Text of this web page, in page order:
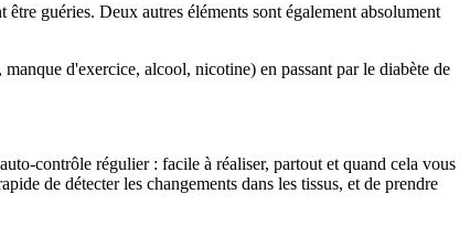
guéries. Deux autres éléments sont également absolument
d'exercice, alcool, nicotine) en passant par le diabète de
contrôle régulier : facile à réaliser, partout et quand cela vous
de détecter les changements dans les tissus, et de prendre